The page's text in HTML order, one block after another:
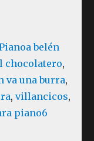
Etiquetas
a belén
chocolatero,
va una burra,
, villancicos,
piano6